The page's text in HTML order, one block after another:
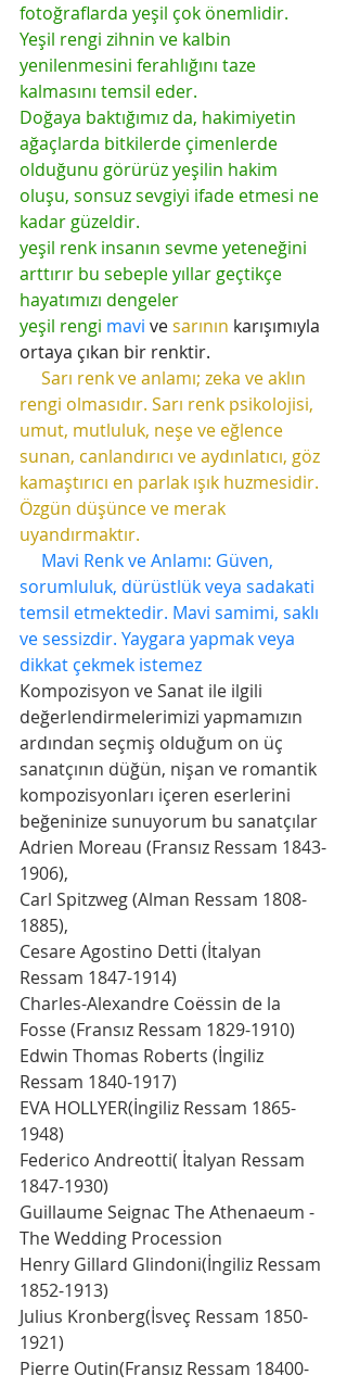
fotoğraflarda yeşil çok önemlidir.
Yeşil rengi zihnin ve kalbin
yenilenmesini ferahlığını taze
kalmasını temsil eder.
Doğaya baktığımız da, hakimiyetin
ağaçlarda bitkilerde çimenlerde
olduğunu görürüz yeşilin hakim
oluşu, sonsuz sevgiyi ifade etmesi ne
kadar güzeldir.
yeşil renk insanın sevme yeteneğini
arttırır bu sebeple yıllar geçtikçe
hayatımızı dengeler
yeşil rengi mavi vesarının karışımıyla
ortaya çıkan bir renktir.
rengi olmasıdır. Sarı renk psikolojisi,
umut, mutluluk, neşe ve eğlence
sunan, canlandırıcı ve aydınlatıcı, göz
kamaştırıcı en parlak ışık huzmesidir.
Özgün düşünce ve merak
uyandırmaktır.
sorumluluk, dürüstlük veya sadakati
temsil etmektedir. Mavi samimi, saklı
ve sessizdir. Yaygara yapmak veya
dikkat çekmek istemez
Kompozisyon ve Sanat ile ilgili
değerlendirmelerimizi yapmamızın
ardından seçmiş olduğum on üç
sanatçının düğün, nişan ve romantik
kompozisyonları içeren eserlerini
beğeninize sunuyorum bu sanatçılar
Adrien Moreau (Fransız Ressam 1843-
1906),
Carl Spitzweg (Alman Ressam 1808-
1885),
Cesare Agostino Detti (İtalyan
Ressam 1847-1914)
Charles-Alexandre Coëssin de la
Fosse (Fransız Ressam 1829-1910)
Edwin Thomas Roberts (İngiliz
Ressam 1840-1917)
EVA HOLLYER(İngiliz Ressam 1865-
1948)
Federico Andreotti( İtalyan Ressam
1847-1930)
Guillaume Seignac The Athenaeum -
The Wedding Procession
Henry Gillard Glindoni(İngiliz Ressam
1852-1913)
Julius Kronberg(İsveç Ressam 1850-
1921)
Pierre Outin(Fransız Ressam 18400-